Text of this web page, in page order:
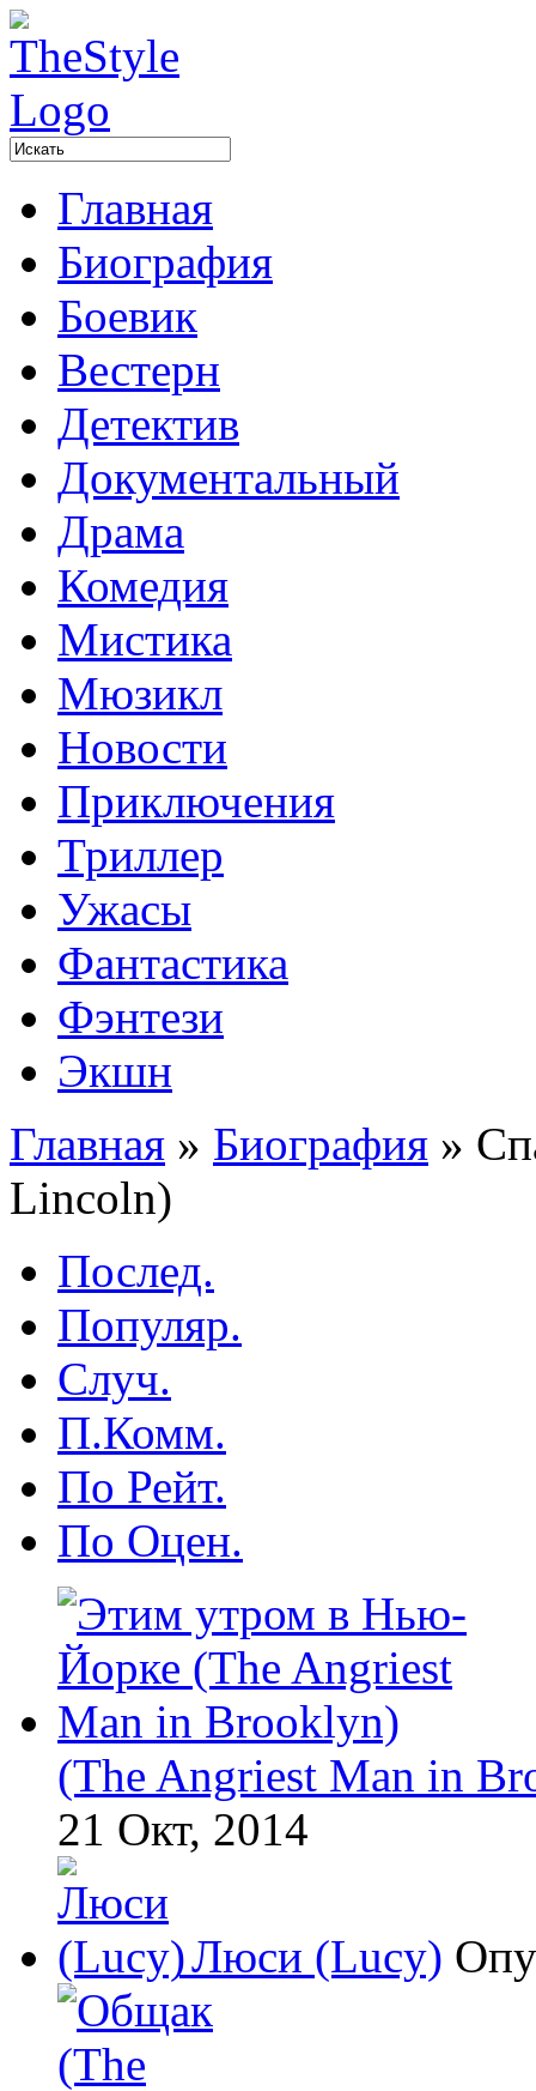
Главная
Биография
Боевик
Вестерн
Детектив
Документальный
Драма
Комедия
Мистика
Мюзикл
Новости
Приключения
Триллер
Ужасы
Фантастика
Фэнтези
Экшн
Главная » Биография »
Lincoln)
Послед.
Популяр.
Случ.
П.Комм.
По Рейт.
По Оцен.
(The Angriest Man in
21 Окт, 2014
Люси (Lucy)